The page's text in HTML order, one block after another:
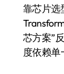
靠芯片选
芯方案”
度依赖单